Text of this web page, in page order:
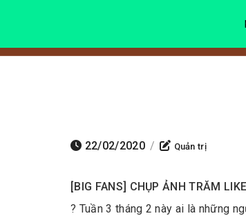
22/02/2020 / Quản trị
[BIG FANS] CHỤP ẢNH TRĂM
? Tuần 3 tháng 2 này ai là những